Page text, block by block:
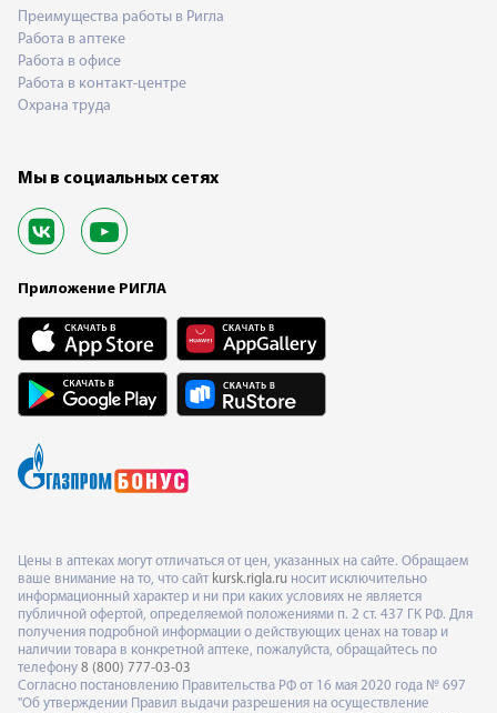
Преимущества работы в Ригла
Работа в аптеке
Работа в офисе
Работа в контакт-центре
Охрана труда
Мы в социальных сетях
Приложение РИГЛА
Цены в аптеках могут отличаться от цен, указанных на сайте. Обращаем
ваше внимание на то, что сайт kursk.rigla.ru носит исключительно
информационный характер и ни при каких условиях не является
публичной офертой, определяемой положениями п. 2 ст. 437 ГК РФ. Для
получения подробной информации о действующих ценах на товар и
наличии товара в конкретной аптеке, пожалуйста, обращайтесь по
телефону 8 (800) 777-03-03
Согласно постановлению Правительства РФ от 16 мая 2020 года № 697
"Об утверждении Правил выдачи разрешения на осуществление